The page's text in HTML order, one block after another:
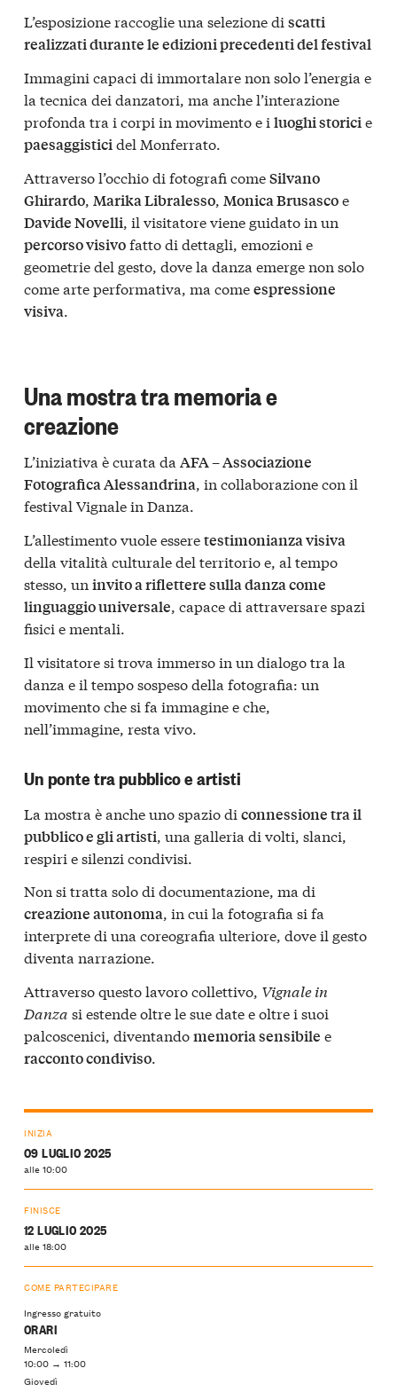
L’esposizione raccoglie una selezione di scatti
realizzati durante le edizioni precedenti del festival
Immagini capaci di immortalare non solo l’energia e
la tecnica dei danzatori, ma anche l’interazione
profonda tra i corpi in movimento e i luoghi storicie
paesaggisticidel Monferrato.
Attraverso l’occhio di fotografi comeSilvano
Ghirardo, Marika Libralesso, Monica Brusascoe
Davide Novelli, il visitatore viene guidato in un
percorso visivofatto di dettagli, emozioni e
geometrie del gesto, dove la danza emerge non solo
come arte performativa, ma comeespressione
visiva.
Una mostra tra memoria e
creazione
L’iniziativa è curata da AFA – Associazione
Fotografica Alessandrina, in collaborazione con il
festival Vignale in Danza.
L’allestimento vuole esseretestimonianza visiva
della vitalità culturale del territorio e, al tempo
stesso, un invito a riflettere sulla danza come
linguaggio universale, capace di attraversare spazi
fisici e mentali.
Il visitatore si trova immerso in un dialogo tra la
danza e il tempo sospeso della fotografia: un
movimento che si fa immagine e che,
nell’immagine, resta vivo.
Un ponte tra pubblico e artisti
La mostra è anche uno spazio di connessione tra il
pubblico e gli artisti, una galleria di volti, slanci,
respiri e silenzi condivisi.
Non si tratta solo di documentazione, ma di
creazione autonoma, in cui la fotografia si fa
interprete di una coreografia ulteriore, dove il gesto
diventa narrazione.
Attraverso questo lavoro collettivo, Vignale in
Danza si estende oltre le sue date e oltre i suoi
palcoscenici, diventandomemoria sensibile e
racconto condiviso.
INIZIA
09 LUGLIO 2025
alle 10:00
FINISCE
12 LUGLIO 2025
alle 18:00
COME PARTECIPARE
Ingresso gratuito
ORARI
Mercoledì
10:00 → 11:00
Giovedì